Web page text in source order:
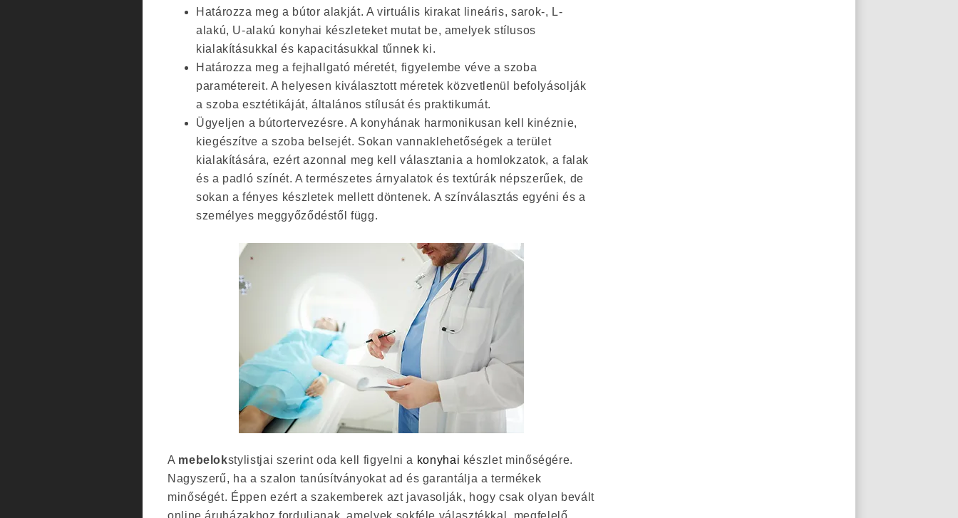
Határozza meg a bútor alakját. A virtuális kirakat lineáris, sarok-, L-
alakú, U-alakú konyhai készleteket mutat be, amelyek stílusos
kialakításukkal és kapacitásukkal tűnnek ki.
Határozza meg a fejhallgató méretét, figyelembe véve a szoba
paramétereit. A helyesen kiválasztott méretek közvetlenül befolyásolják
a szoba esztétikáját, általános stílusát és praktikumát.
Ügyeljen a bútortervezésre. A konyhának harmonikusan kell kinéznie,
kiegészítve a szoba belsejét. Sokan vannaklehetőségek a terület
kialakítására, ezért azonnal meg kell választania a homlokzatok, a falak
és a padló színét. A természetes árnyalatok és textúrák népszerűek, de
sokan a fényes készletek mellett döntenek. A színválasztás egyéni és a
személyes meggyőződéstől függ.
A mebelokstylistjai szerint oda kell figyelni a konyhai készlet minőségére.
Nagyszerű, ha a szalon tanúsítványokat ad és garantálja a termékek
minőségét. Éppen ezért a szakemberek azt javasolják, hogy csak olyan bevált
online áruházakhoz forduljanak, amelyek sokféle választékkal, megfelelő